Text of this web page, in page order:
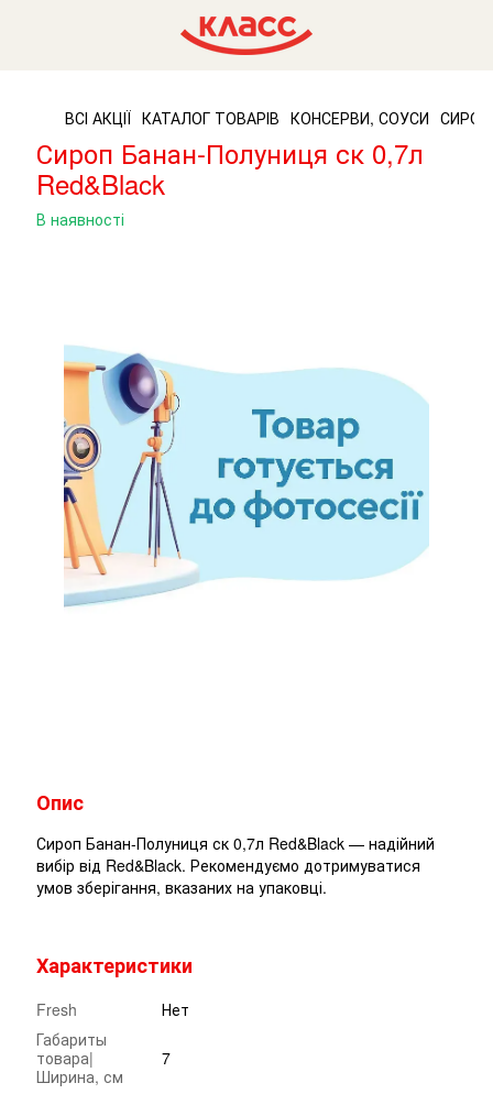
ВСІ АКЦІЇ КАТАЛОГ ТОВАРІВ КОНСЕРВИ, СОУСИ
Сироп Банан-Полуниця ск 0,7л
Red&Black
В наявності
Опис
Сироп Банан-Полуниця ск 0,7л Red&Black — надійний
вибір від Red&Black. Рекомендуємо дотримуватися
умов зберігання, вказаних на упаковці.
Характеристики
Fresh
Нет
Габариты
товара|
Ширина, см
7